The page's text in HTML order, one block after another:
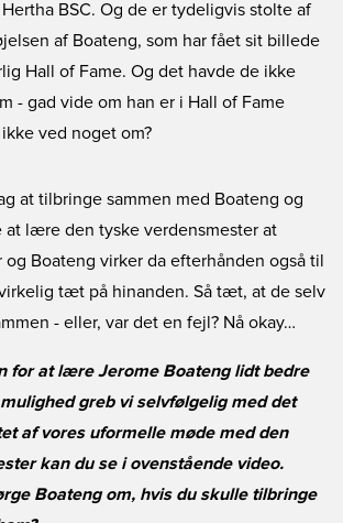
BSC. Og de er tydeligvis stolte af
af Boateng, som har fået sit billede
Hall of Fame. Og det havde de ikke
- gad vide om han er i Hall of Fame
ved noget om?
at tilbringe sammen med Boateng og
at lære den tyske verdensmester at
Boateng virker da efterhånden også til
tæt på hinanden. Så tæt, at de selv
- eller, var det en fejl? Nå okay…
for at lære Jerome Boateng lidt bedre
greb vi selvfølgelig med det
af vores uformelle møde med den
kan du se i ovenstående video.
Boateng om, hvis du skulle tilbringe